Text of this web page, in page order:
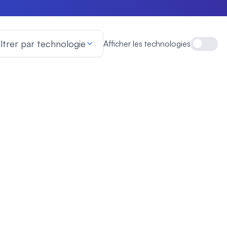
et audit
par technologie Afficher les technologies